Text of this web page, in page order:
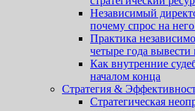
Независимый
почему спрос на него
Практика
четыре года
Как внутренние
началом конца
Стратегия &
Стратегическая